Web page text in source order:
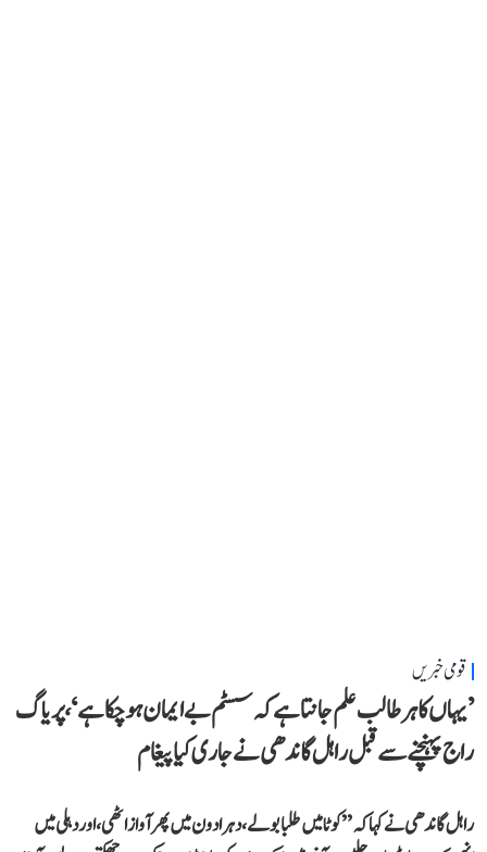
قومی خبریں
’یہاں کا ہر طالب علم جانتا ہے کہ سسٹم بے ایمان ہو چکا ہے‘، پریاگ
راج پہنچنے سے قبل راہل گاندھی نے جاری کیا پیغام
راہل گاندھی نے کہا کہ ’’کوٹا میں طلبا بولے، دہرادون میں پھر آواز اٹھی، اور دہلی میں